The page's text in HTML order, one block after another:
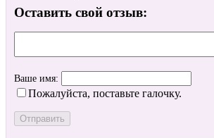
Оставить свой отзыв:
Ваше имя:
Пожалуйста, поставьте галочку.